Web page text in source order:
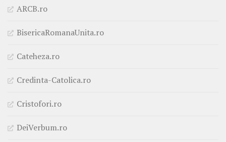
ARCB.ro
BisericaRomanaUnita.ro
Cateheza.ro
Credinta-Catolica.ro
Cristofori.ro
DeiVerbum.ro